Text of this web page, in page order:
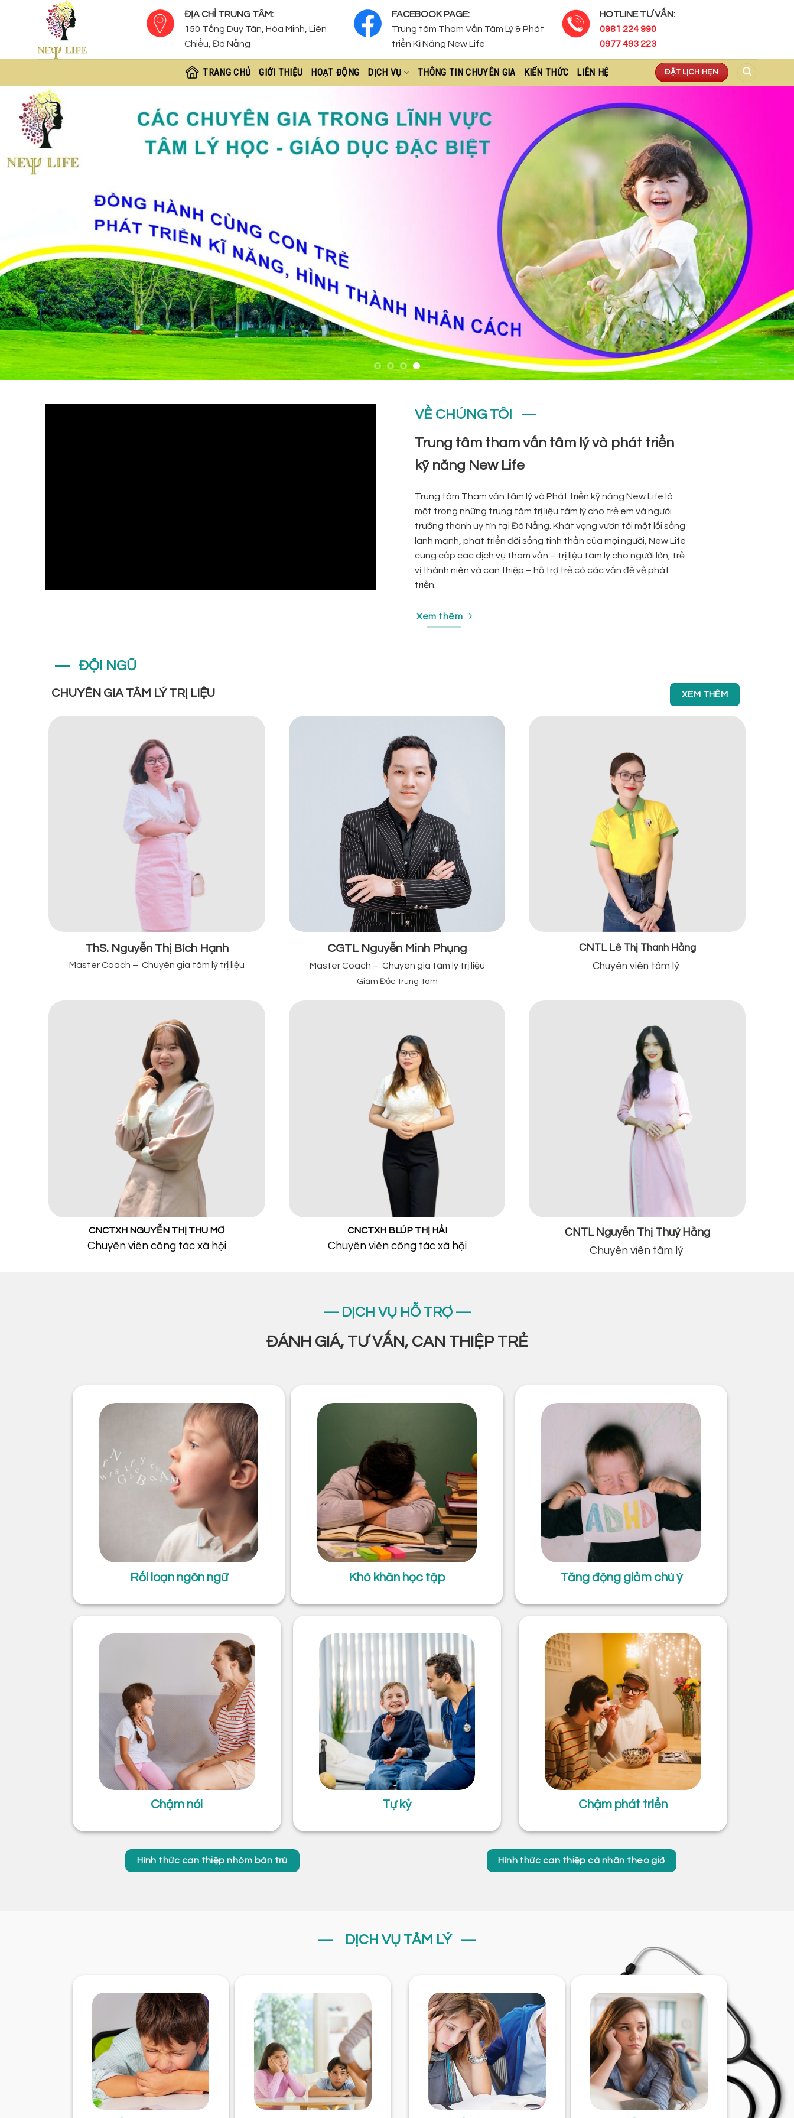
ĐỊA CHỈ TRUNG TÂM:
150 Tống Duy Tân, Hòa Minh, Liên
Chiểu, Đà Nẵng
FACEBOOK PAGE:
Trung tâm Tham Vấn Tâm Lý & Phát
triển Kĩ Năng New Life
HOTLINE TƯ VẤN:
0981 224 990
0977 493 223
TRANG CHỦ GIỚI THIỆU HOẠT ĐỘNG DỊCH VỤ THÔNG TIN CHUYÊN GIA KIẾN THỨC LIÊN HỆ ĐẶT LỊCH HẸN
VỀ CHÚNG TÔI —
Trung tâm tham vấn tâm lý và phát triển
kỹ năng New Life
Trung tâm Tham vấn tâm lý và Phát triển kỹ năng New Life là
một trong những trung tâm trị liệu tâm lý cho trẻ em và người
trưởng thành uy tín tại Đà Nẵng. Khát vọng vươn tới một lối sống
lành mạnh, phát triển đời sống tinh thần của mọi người, New Life
cung cấp các dịch vụ tham vấn – trị liệu tâm lý cho người lớn, trẻ
vị thành niên và can thiệp – hỗ trợ trẻ có các vấn đề về phát
triển.
Xem thêm
— ĐỘI NGŨ
CHUYÊN GIA TÂM LÝ TRỊ LIỆU XEM THÊM
ThS. Nguyễn Thị Bích Hạnh
Master Coach – Chuyên gia tâm lý trị liệu
CGTL Nguyễn Minh Phụng
Master Coach – Chuyên gia tâm lý trị liệu
Giám Đốc Trung Tâm
CNTL Lê Thị Thanh Hằng
Chuyên viên tâm lý
CNCTXH NGUYỄN THỊ THU MƠ
Chuyên viên công tác xã hội
CNCTXH BLÚP THỊ HẢI
Chuyên viên công tác xã hội
CNTL Nguyễn Thị Thuý Hằng
Chuyên viên tâm lý
— DỊCH VỤ HỖ TRỢ —
ĐÁNH GIÁ, TƯ VẤN, CAN THIỆP TRẺ
Rối loạn ngôn ngữ Khó khăn học tập Tăng động giảm chú ý
Chậm nói Tự kỷ Chậm phát triển
Hình thức can thiệp nhóm bán trú Hình thức can thiệp cá nhân theo giờ
— DỊCH VỤ TÂM LÝ —